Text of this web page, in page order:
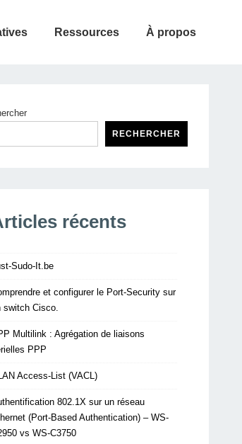
Ressources À propos
RECHERCHER
récents
Sudo-It.be
et configurer le Port-Security sur
switch Cisco.
Multilink : Agrégation de liaisons
PPP
Access-List (VACL)
802.1X sur un réseau
(Port-Based Authentication) – WS-
vs WS-C3750